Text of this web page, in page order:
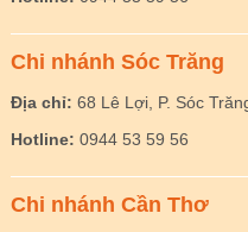
Chi nhánh Sóc Trăng
Địa chỉ: 68 Lê Lợi, P. Sóc
Hotline: 0944 53 59 56
Chi nhánh Cần Thơ